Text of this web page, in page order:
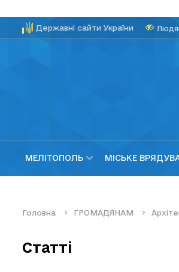
Державні сайти України
МЕЛІТОПОЛЬ МІСЬКЕ
Головна ГРОМАДЯНАМ
Статті